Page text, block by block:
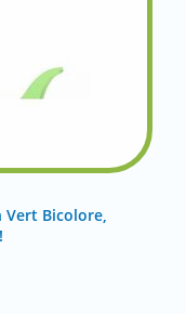
Vert Bicolore,